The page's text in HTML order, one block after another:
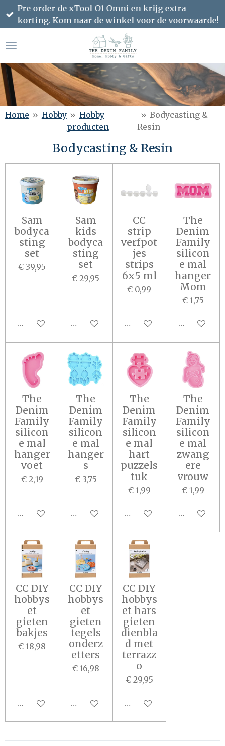
Ga
direct
de
Pre order de xTool O1 Omni en krijg extra
korting. Kom naar de winkel voor de voorwaarde!
Home » Hobby » Hobby
producten
» Bodycasting &
Resin
Bodycasting & Resin
Sam
bodyca
sting
set
€ 39,95
In winkelwagen
Sam
kids
bodyca
sting
set
€ 29,95
In winkelwagen
CC
strip
verfpot
jes
strips
6x5 ml
€ 0,99
In winkelwagen
The
Denim
Family
silicon
e mal
hanger
Mom
€ 1,75
In
The
Denim
Family
silicon
e mal
hanger
voet
€ 2,19
In winkelwagen
The
Denim
Family
silicon
e mal
hanger
s
€ 3,75
In winkelwagen
The
Denim
Family
silicon
e mal
hart
puzzels
tuk
€ 1,99
In winkelwagen
The
Denim
Family
silicon
e mal
zwang
ere
vrouw
€ 1,99
In
CC DIY
hobbys
et
gieten
bakjes
€ 18,98
In winkelwagen
CC DIY
hobbys
et
gieten
tegels
onderz
etters
€ 16,98
In winkelwagen
CC DIY
hobbys
et hars
gieten
dienbla
d met
terrazz
o
€ 29,95
In winkelwagen